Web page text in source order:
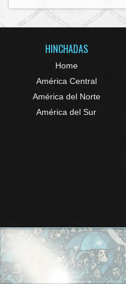
HINCHADAS
Home
América Central
América del Norte
América del Sur